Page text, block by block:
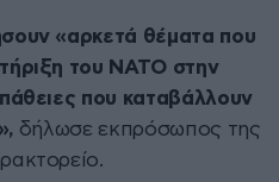
«αρκετά θέματα που
του ΝΑΤΟ στην
που καταβάλλουν
δήλωσε εκπρόσωπος της